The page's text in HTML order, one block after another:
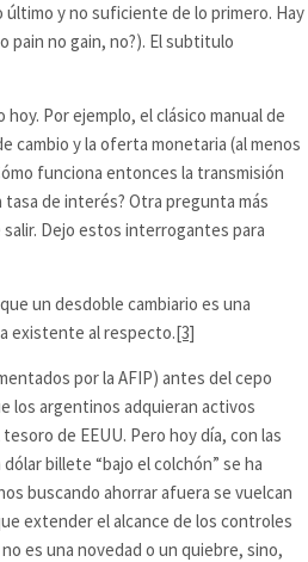
y no suficiente de lo primero. Hay
pain no gain, no?). El subtitulo
Por ejemplo, el clásico manual de
cambio y la oferta monetaria (al menos
funciona entonces la transmisión
tasa de interés? Otra pregunta más
Dejo estos interrogantes para
un desdoble cambiario es una
existente al respecto.[3]
por la AFIP) antes del cepo
los argentinos adquieran activos
de EEUU. Pero hoy día, con las
billete “bajo el colchón” se ha
buscando ahorrar afuera se vuelcan
extender el alcance de los controles
es una novedad o un quiebre, sino,